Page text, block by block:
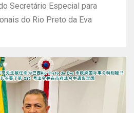
Secretário Especial para
do Rio Preto da Eva